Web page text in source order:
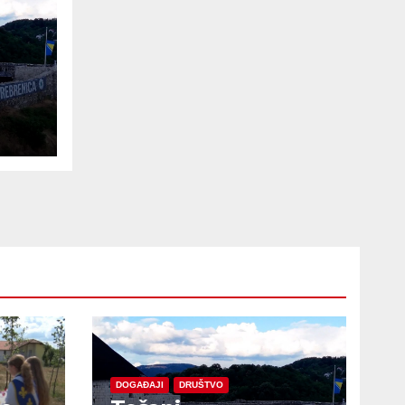
DOGAĐAJI DRUŠTVO